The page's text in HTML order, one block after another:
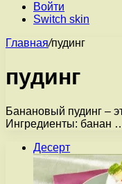
Войти
Switch skin
Главная/пудинг
пудинг
Банановый пудинг –
Ингредиенты: банан
Десерт